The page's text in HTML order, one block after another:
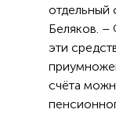
отдельный
Беляков. –
эти
счёта